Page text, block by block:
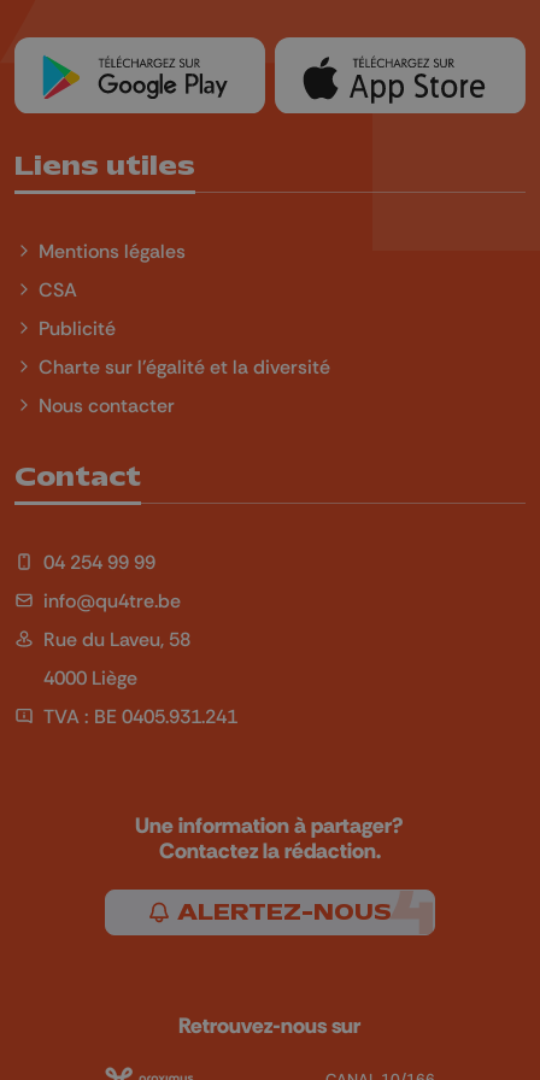
Liens utiles
Mentions légales
CSA
Publicité
Charte sur l'égalité et la diversité
Nous contacter
Contact
04 254 99 99
info@qu4tre.be
Rue du Laveu, 58
4000 Liège
TVA : BE 0405.931.241
Une information à partager?
Contactez la rédaction.
ALERTEZ-NOUS
Retrouvez-nous sur